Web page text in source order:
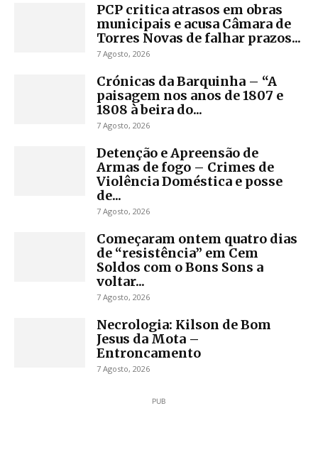
PCP critica atrasos em obras
municipais e acusa Câmara de
Torres Novas de falhar prazos...
7 Agosto, 2026
Crónicas da Barquinha – “A
paisagem nos anos de 1807 e
1808 à beira do...
7 Agosto, 2026
Detenção e Apreensão de
Armas de fogo – Crimes de
Violência Doméstica e posse
de...
7 Agosto, 2026
Começaram ontem quatro dias
de “resistência” em Cem
Soldos com o Bons Sons a
voltar...
7 Agosto, 2026
Necrologia: Kilson de Bom
Jesus da Mota –
Entroncamento
7 Agosto, 2026
PUB